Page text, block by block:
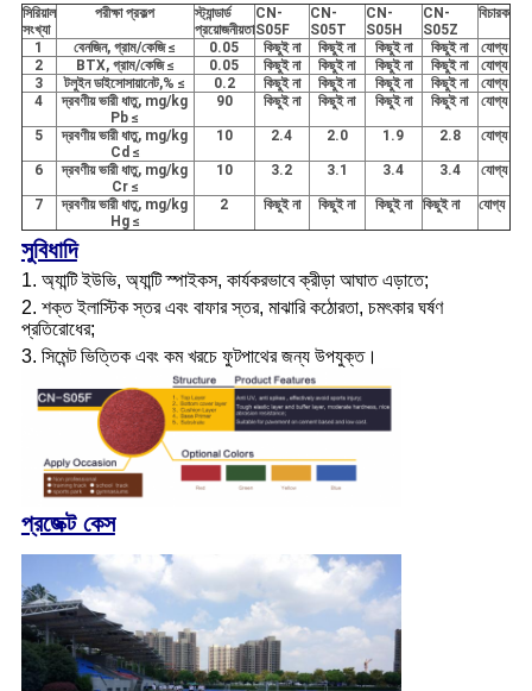
সিরিয়াল
সংখ্যা
পরীক্ষা প্রকল্প
স্ট্যান্ডার্ড
প্রয়োজনীয়তা
CN-
S05F
CN-
S05T
CN-
S05H
CN-
S05Z
বিচারক
1 বেনজিন, গ্রাম/কেজি ≤ 0.05 কিছুই না কিছুই না কিছুই না কিছুই না
যোগ্য
2
BTX, গ্রাম/কেজি ≤ 0.05 কিছুই না কিছুই না কিছুই না কিছুই না
যোগ্য
3
টলুইন ডাইসোসায়ানেট,% ≤ 0.2 কিছুই না কিছুই না কিছুই না কিছুই না
যোগ্য
4
দ্রবণীয় ভারী ধাতু, mg/kg
Pb ≤
90 কিছুই না কিছুই না কিছুই না কিছুই না যোগ্য
5
দ্রবণীয় ভারী ধাতু, mg/kg
Cd ≤
10 2.4 2.0 1.9 2.8 যোগ্য
6
দ্রবণীয় ভারী ধাতু, mg/kg
Cr ≤
10 3.2 3.1 3.4 3.4 যোগ্য
7
দ্রবণীয় ভারী ধাতু, mg/kg
Hg ≤
2 কিছুই না কিছুই না কিছুই না কিছুই না যোগ্য
সুবিধাদি
1. অ্যান্টি ইউভি, অ্যান্টি স্পাইকস, কার্যকরভাবে ক্রীড়া আঘাত এড়াতে;
2. শক্ত ইলাস্টিক স্তর এবং বাফার স্তর, মাঝারি কঠোরতা, চমৎকার ঘর্ষণ
প্রতিরোধের;
3. সিমেন্ট ভিত্তিক এবং কম খরচে ফুটপাথের জন্য উপযুক্ত।
প্রজেক্ট কেস